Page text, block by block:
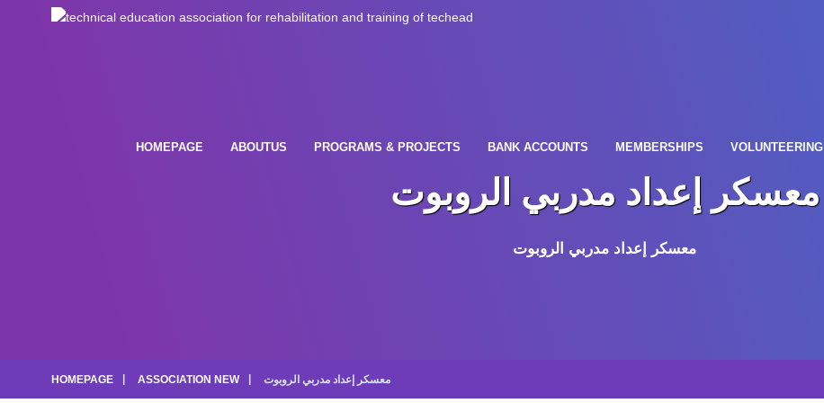
HOMEPAGE ABOUTUS PROGRAMS & PROJECTS BANK ACCOUNTS MEMBERSHIPS VOLUNTEERING
معسكر إعداد مدربي الروبوت
معسكر إعداد مدربي الروبوت
HOMEPAGE ASSOCIATION NEW معسكر إعداد مدربي الروبوت